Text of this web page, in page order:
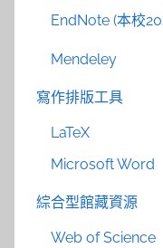
EndNote (本校
Mendeley
寫作排版工具
LaTeX
Microsoft Word
綜合型館藏資源
Web of Science